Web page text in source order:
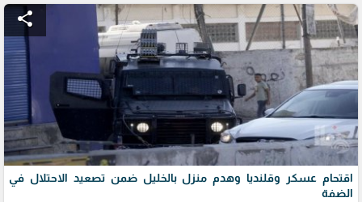
share
اقتحام عسكر وقلنديا وهدم منزل بالخليل ضمن تصعيد الاحتلال في
الضفة